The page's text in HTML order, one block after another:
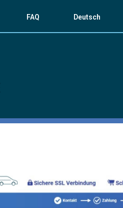
FAQ Deutsch